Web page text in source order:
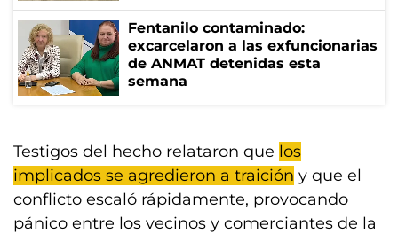
Fentanilo contaminado:
excarcelaron a las exfuncionarias
de ANMAT detenidas esta
semana
Testigos del hecho relataron que los
implicados se agredieron a traición y que el
conflicto escaló rápidamente, provocando
pánico entre los vecinos y comerciantes de la